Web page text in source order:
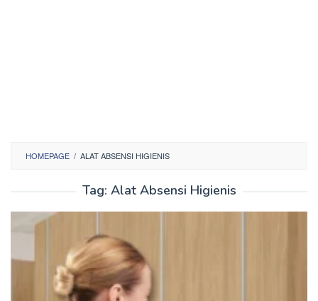
HOMEPAGE / ALAT ABSENSI HIGIENIS
Tag: Alat Absensi Higienis